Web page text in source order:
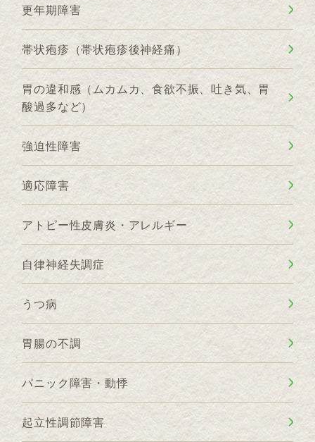
更年期障害
帯状疱疹（帯状疱疹後神経痛）
胃の違和感（ムカムカ、食欲不振、吐き気、胃
酸過多など）
強迫性障害
適応障害
アトピー性皮膚炎・アレルギー
自律神経失調症
うつ病
胃腸の不調
パニック障害・動悸
起立性調節障害